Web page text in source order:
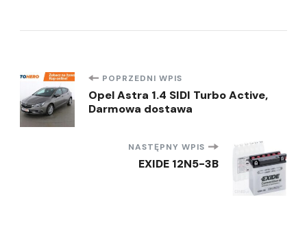
Nawigacja
wpisu
POPRZEDNI WPIS
Opel Astra 1.4 SIDI Turbo Active,
Darmowa dostawa
NASTĘPNY WPIS
EXIDE 12N5-3B